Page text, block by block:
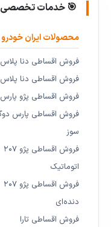
🎯 خدمات
محصولات ایران خودرو
فروش اقساطی دنا پلاس
فروش اقساطی دنا پلاس
فروش اقساطی پژو پارس LX
فروش اقساطی پارس
سوز
فروش اقساطی پژو ۲۰۷
اتوماتیک
فروش اقساطی پژو ۲۰۷
دنده‌ای
فروش اقساطی تارا